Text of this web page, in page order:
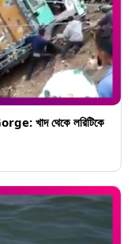
খাদ থেকে লরিটিকে